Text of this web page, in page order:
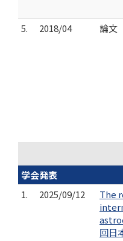
5. 2018/04 論文
学会発表
1.
2025/09/12
The
回日